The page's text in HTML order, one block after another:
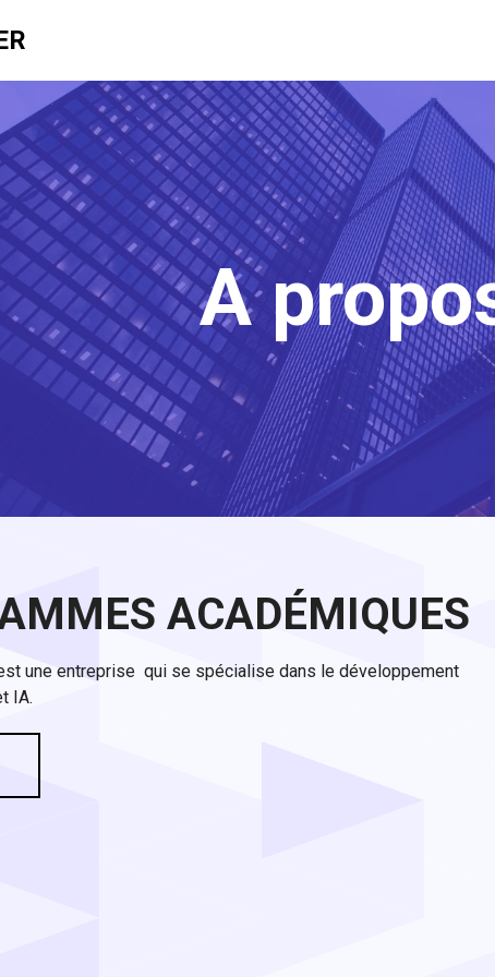
A
ACADÉMIQUES
une entreprise qui se spécialise dans le développement
IA.